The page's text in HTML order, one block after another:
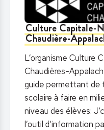
Culture Capitale-
Chaudière-
L’organisme Culture
Chaudières-
guide permettant de
scolaire à faire en
niveau des élèves:
l’outil d’information